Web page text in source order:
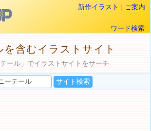
新作イラスト | ご案内
ワード検索
を含むイラストサイト
ール」でイラストサイトをサーチ